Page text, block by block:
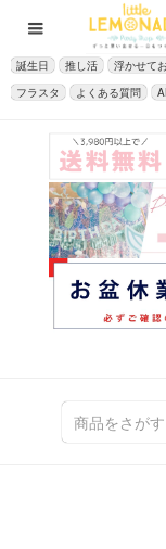
誕生日 推し活 浮かせて
フラスタ
よくある質問